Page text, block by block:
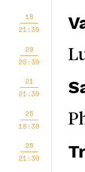
18
21:30
20
20:30
21
21:30
25
18:30
25
21:30